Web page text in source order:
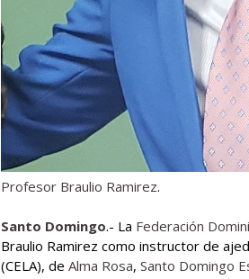
Profesor Braulio Ramirez.
Santo Domingo.- La Federación
Braulio Ramirez como instructor de
(CELA), de Alma Rosa, Santo Domingo